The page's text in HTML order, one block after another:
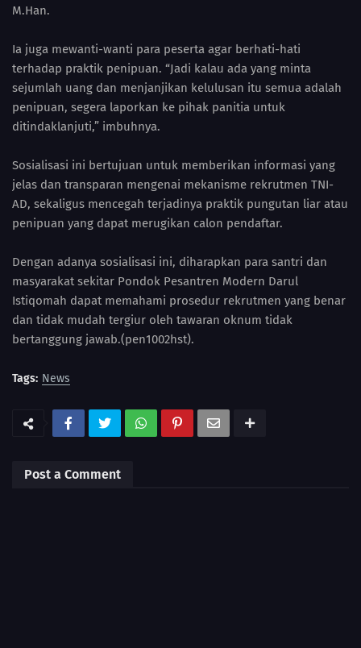
M.Han.
Ia juga mewanti-wanti para peserta agar berhati-hati
terhadap praktik penipuan. “Jadi kalau ada yang minta
sejumlah uang dan menjanjikan kelulusan itu semua adalah
penipuan, segera laporkan ke pihak panitia untuk
ditindaklanjuti,” imbuhnya.
Sosialisasi ini bertujuan untuk memberikan informasi yang
jelas dan transparan mengenai mekanisme rekrutmen TNI-
AD, sekaligus mencegah terjadinya praktik pungutan liar atau
penipuan yang dapat merugikan calon pendaftar.
Dengan adanya sosialisasi ini, diharapkan para santri dan
masyarakat sekitar Pondok Pesantren Modern Darul
Istiqomah dapat memahami prosedur rekrutmen yang benar
dan tidak mudah tergiur oleh tawaran oknum tidak
bertanggung jawab.(pen1002hst).
Tags: News
Post a Comment